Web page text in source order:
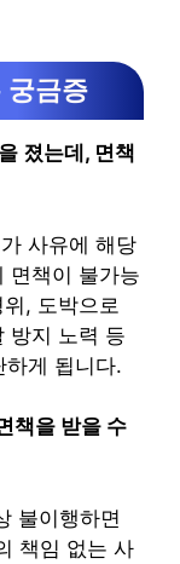
궁금증
졌는데, 면책
사유에 해당
면책이 불가능
, 도박으로
방지 노력 등
하게 됩니다.
책을 받을 수
불이행하면
책임 없는 사